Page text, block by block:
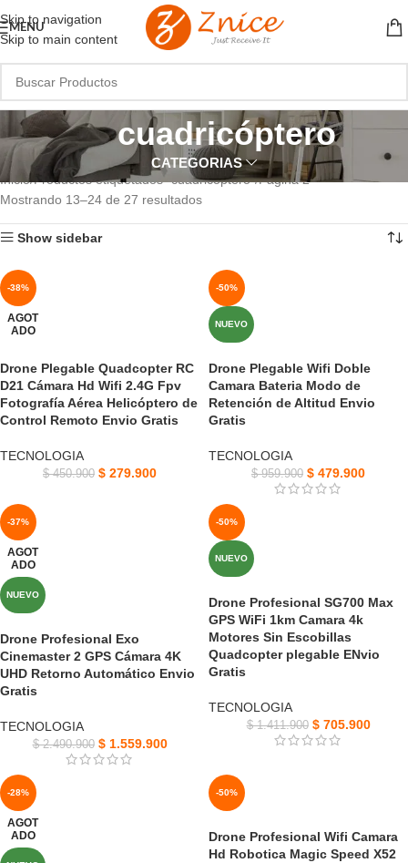
Skip to navigation
Skip to main content
MENU
cuadricóptero
CATEGORIAS
Inicio Productos etiquetados “cuadricóptero” Página 2
Mostrando 13–24 de 27 resultados
Show sidebar
-38%
AGOT
ADO
Drone Plegable Quadcopter RC
D21 Cámara Hd Wifi 2.4G Fpv
Fotografía Aérea Helicóptero de
Control Remoto Envio Gratis
TECNOLOGIA
$450.900 $ 279.900
-50%
NUEVO
Drone Plegable Wifi Doble
Camara Bateria Modo de
Retención de Altitud Envio
Gratis
TECNOLOGIA
$959.900 $ 479.900
-37%
AGOT
ADO
NUEVO
Drone Profesional Exo
Cinemaster 2 GPS Cámara 4K
UHD Retorno Automático Envio
Gratis
TECNOLOGIA
$2.490.900 $1.559.900
-50%
NUEVO
Drone Profesional SG700 Max
GPS WiFi 1km Camara 4k
Motores Sin Escobillas
Quadcopter plegable ENvio
Gratis
TECNOLOGIA
$1.411.900 $705.900
-28%
AGOT
ADO
-50%
Drone Profesional Wifi Camara
Hd Robotica Magic Speed X52